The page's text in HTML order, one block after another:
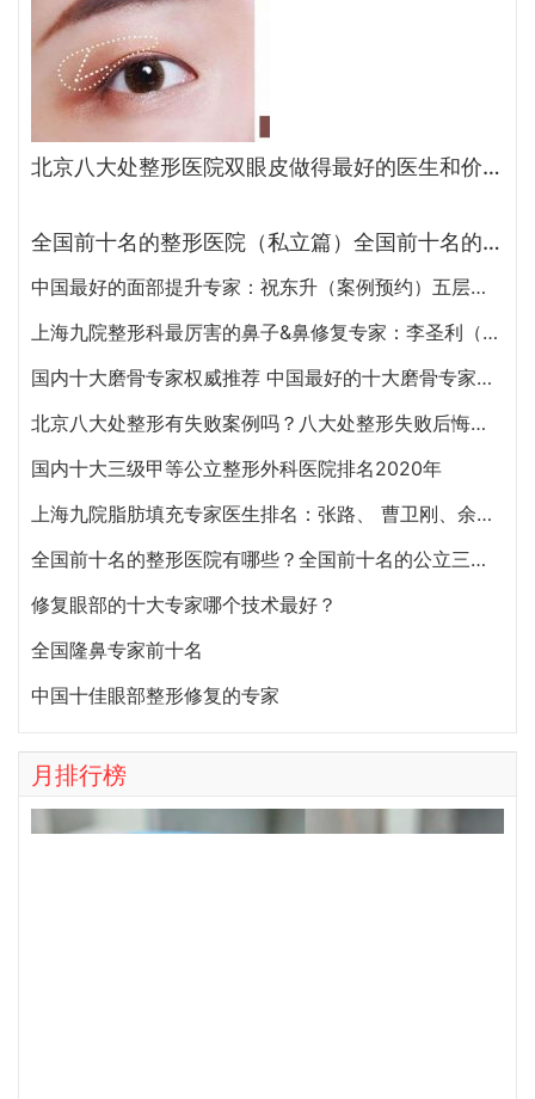
北京八大处整形医院双眼皮做得最好的医生和价格大全
国内十大三级甲等公立整形外科医院排名2020年